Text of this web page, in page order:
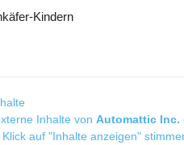
Kindern
Inhalte von Automattic Inc.
auf "Inhalte anzeigen"